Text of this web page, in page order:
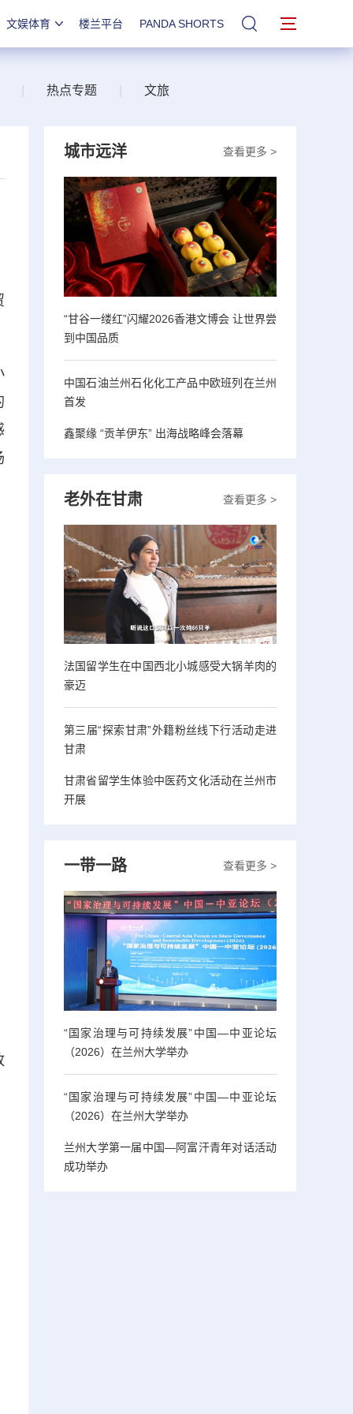
文娱体育 楼兰平台 PANDA SHORTS 站内搜索
热点专题 文旅
查看更多 >
城市远洋
“甘谷一缕红”闪耀2026香港文博会 让世界尝
到中国品质
中国石油兰州石化化工产品中欧班列在兰州
首发
鑫聚缘 “贡羊伊东” 出海战略峰会落幕
查看更多 >
老外在甘肃
法国留学生在中国西北小城感受大锅羊肉的
豪迈
第三届“探索甘肃”外籍粉丝线下行活动走进
甘肃
甘肃省留学生体验中医药文化活动在兰州市
开展
查看更多 >
一带一路
“国家治理与可持续发展”中国—中亚论坛
（2026）在兰州大学举办
“国家治理与可持续发展”中国—中亚论坛
（2026）在兰州大学举办
兰州大学第一届中国—阿富汗青年对话活动
成功举办